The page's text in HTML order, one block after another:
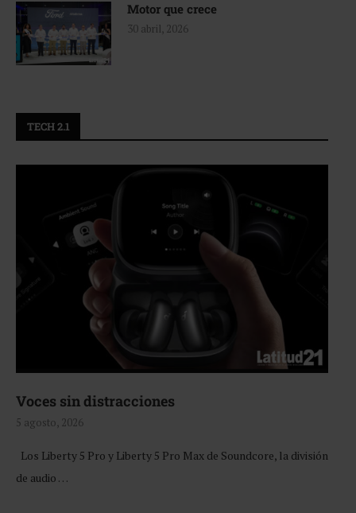
Motor que crece
30 abril, 2026
TECH 2.1
Voces sin distracciones
5 agosto, 2026
Los Liberty 5 Pro y Liberty 5 Pro Max de Soundcore, la división
de audio …